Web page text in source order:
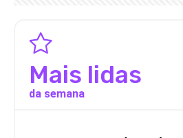
Mais lidas
da semana